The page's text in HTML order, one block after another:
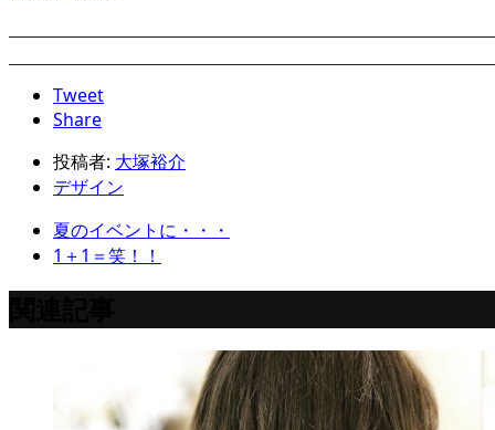
Tweet
Share
投稿者: 大塚裕介
デザイン
夏のイベントに・・・
1＋1＝笑！！